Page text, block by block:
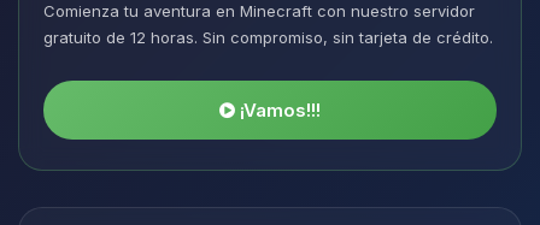
Comienza tu aventura en Minecraft con nuestro servidor
gratuito de 12 horas. Sin compromiso, sin tarjeta de crédito.
¡Vamos!!!